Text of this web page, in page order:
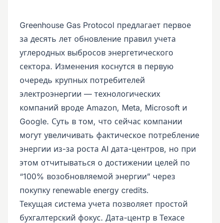
Greenhouse Gas Protocol предлагает первое
за десять лет обновление правил учета
углеродных выбросов энергетического
сектора. Изменения коснутся в первую
очередь крупных потребителей
электроэнергии — технологических
компаний вроде Amazon, Meta, Microsoft и
Google. Суть в том, что сейчас компании
могут увеличивать фактическое потребление
энергии из-за роста AI дата-центров, но при
этом отчитываться о достижении целей по
“100% возобновляемой энергии” через
покупку renewable energy credits.
Текущая система учета позволяет простой
бухгалтерский фокус. Дата-центр в Техасе